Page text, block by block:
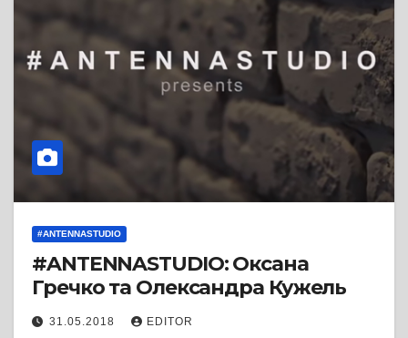
#ANTENNASTUDIO
#ANTENNASTUDIO: Оксана
Гречко та Олександра Кужель
31.05.2018 EDITOR